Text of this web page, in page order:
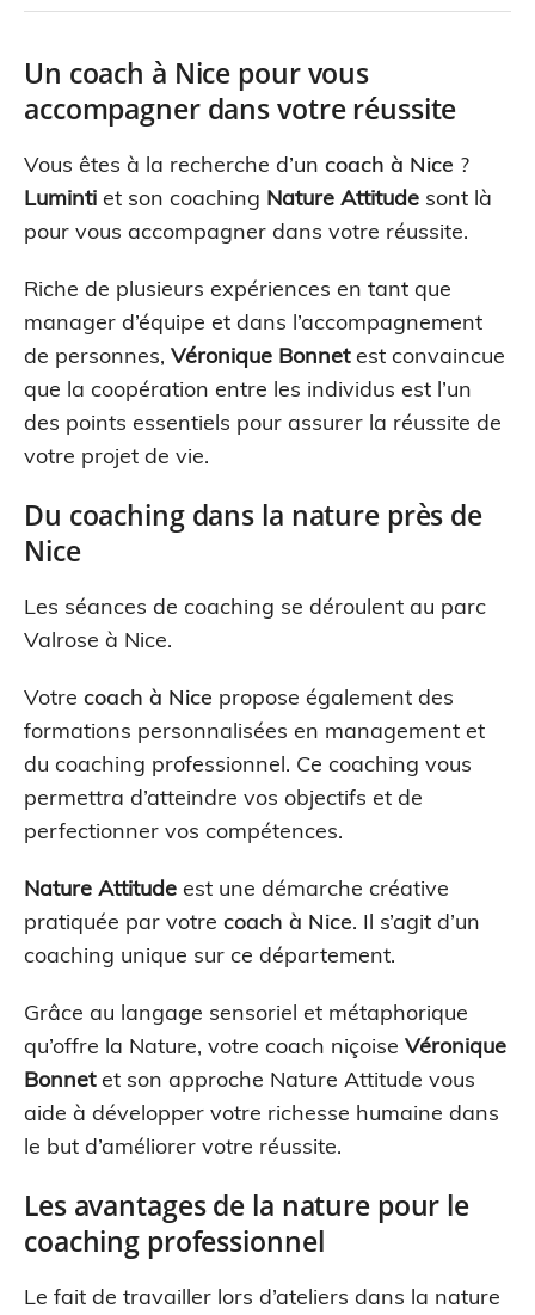
Un coach à Nice pour vous
accompagner dans votre réussite
Vous êtes à la recherche d’un coach à Nice ?
Luminti et son coaching Nature Attitude sont là
pour vous accompagner dans votre réussite.
Riche de plusieurs expériences en tant que
manager d’équipe et dans l’accompagnement
de personnes, Véronique Bonnetest convaincue
que la coopération entre les individus est l’un
des points essentiels pour assurer la réussite de
votre projet de vie.
Du coaching dans la nature près de
Nice
Les séances de coaching se déroulent au parc
Valrose à Nice.
Votre coach à Nice propose également des
formations personnalisées en management et
du coaching professionnel. Ce coaching vous
permettra d’atteindre vos objectifs et de
perfectionner vos compétences.
Nature Attitude est une démarche créative
pratiquée par votre coach à Nice. Il s’agit d’un
coaching unique sur ce département.
Grâce au langage sensoriel et métaphorique
qu’offre la Nature, votre coach niçoise Véronique
Bonnetet son approche Nature Attitude vous
aide à développer votre richesse humaine dans
le but d’améliorer votre réussite.
Les avantages de la nature pour le
coaching professionnel
Le fait de travailler lors d’ateliers dans la nature